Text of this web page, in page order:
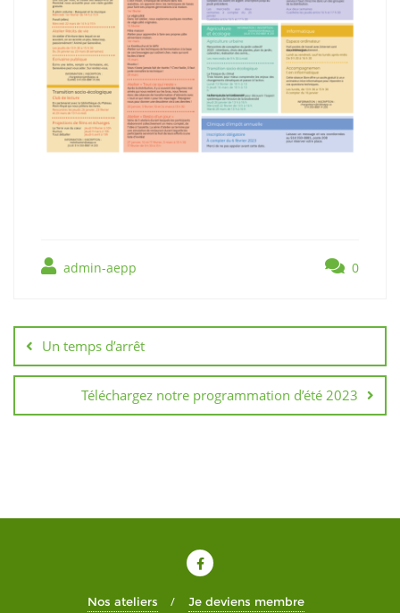
admin-aepp 0
Un temps d’arrêt
Téléchargez notre programmation d’été 2023
Nos ateliers Je deviens membre